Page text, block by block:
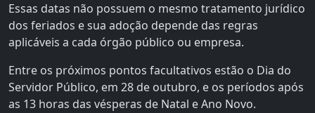
Essas datas não possuem o mesmo tratamento jurídico
dos feriados e sua adoção depende das regras
aplicáveis a cada órgão público ou empresa.
Entre os próximos pontos facultativos estão o Dia do
Servidor Público, em 28 de outubro, e os períodos após
as 13 horas das vésperas de Natal e Ano Novo.